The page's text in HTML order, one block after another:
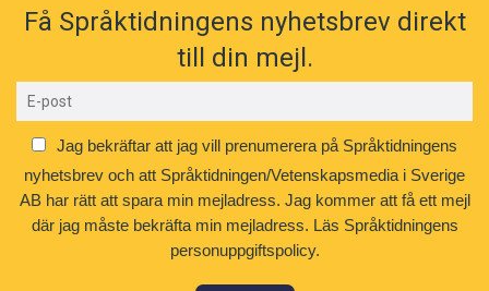
Få Språktidningens nyhetsbrev direkt
till din mejl.
Jag bekräftar att jag vill prenumerera på Språktidningens
nyhetsbrev och att Språktidningen/Vetenskapsmedia i Sverige
AB har rätt att spara min mejladress. Jag kommer att få ett mejl
där jag måste bekräfta min mejladress. Läs Språktidningens
personuppgiftspolicy.